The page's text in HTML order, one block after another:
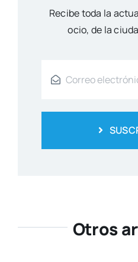
Reci­be toda la
ocio, de la
Otros